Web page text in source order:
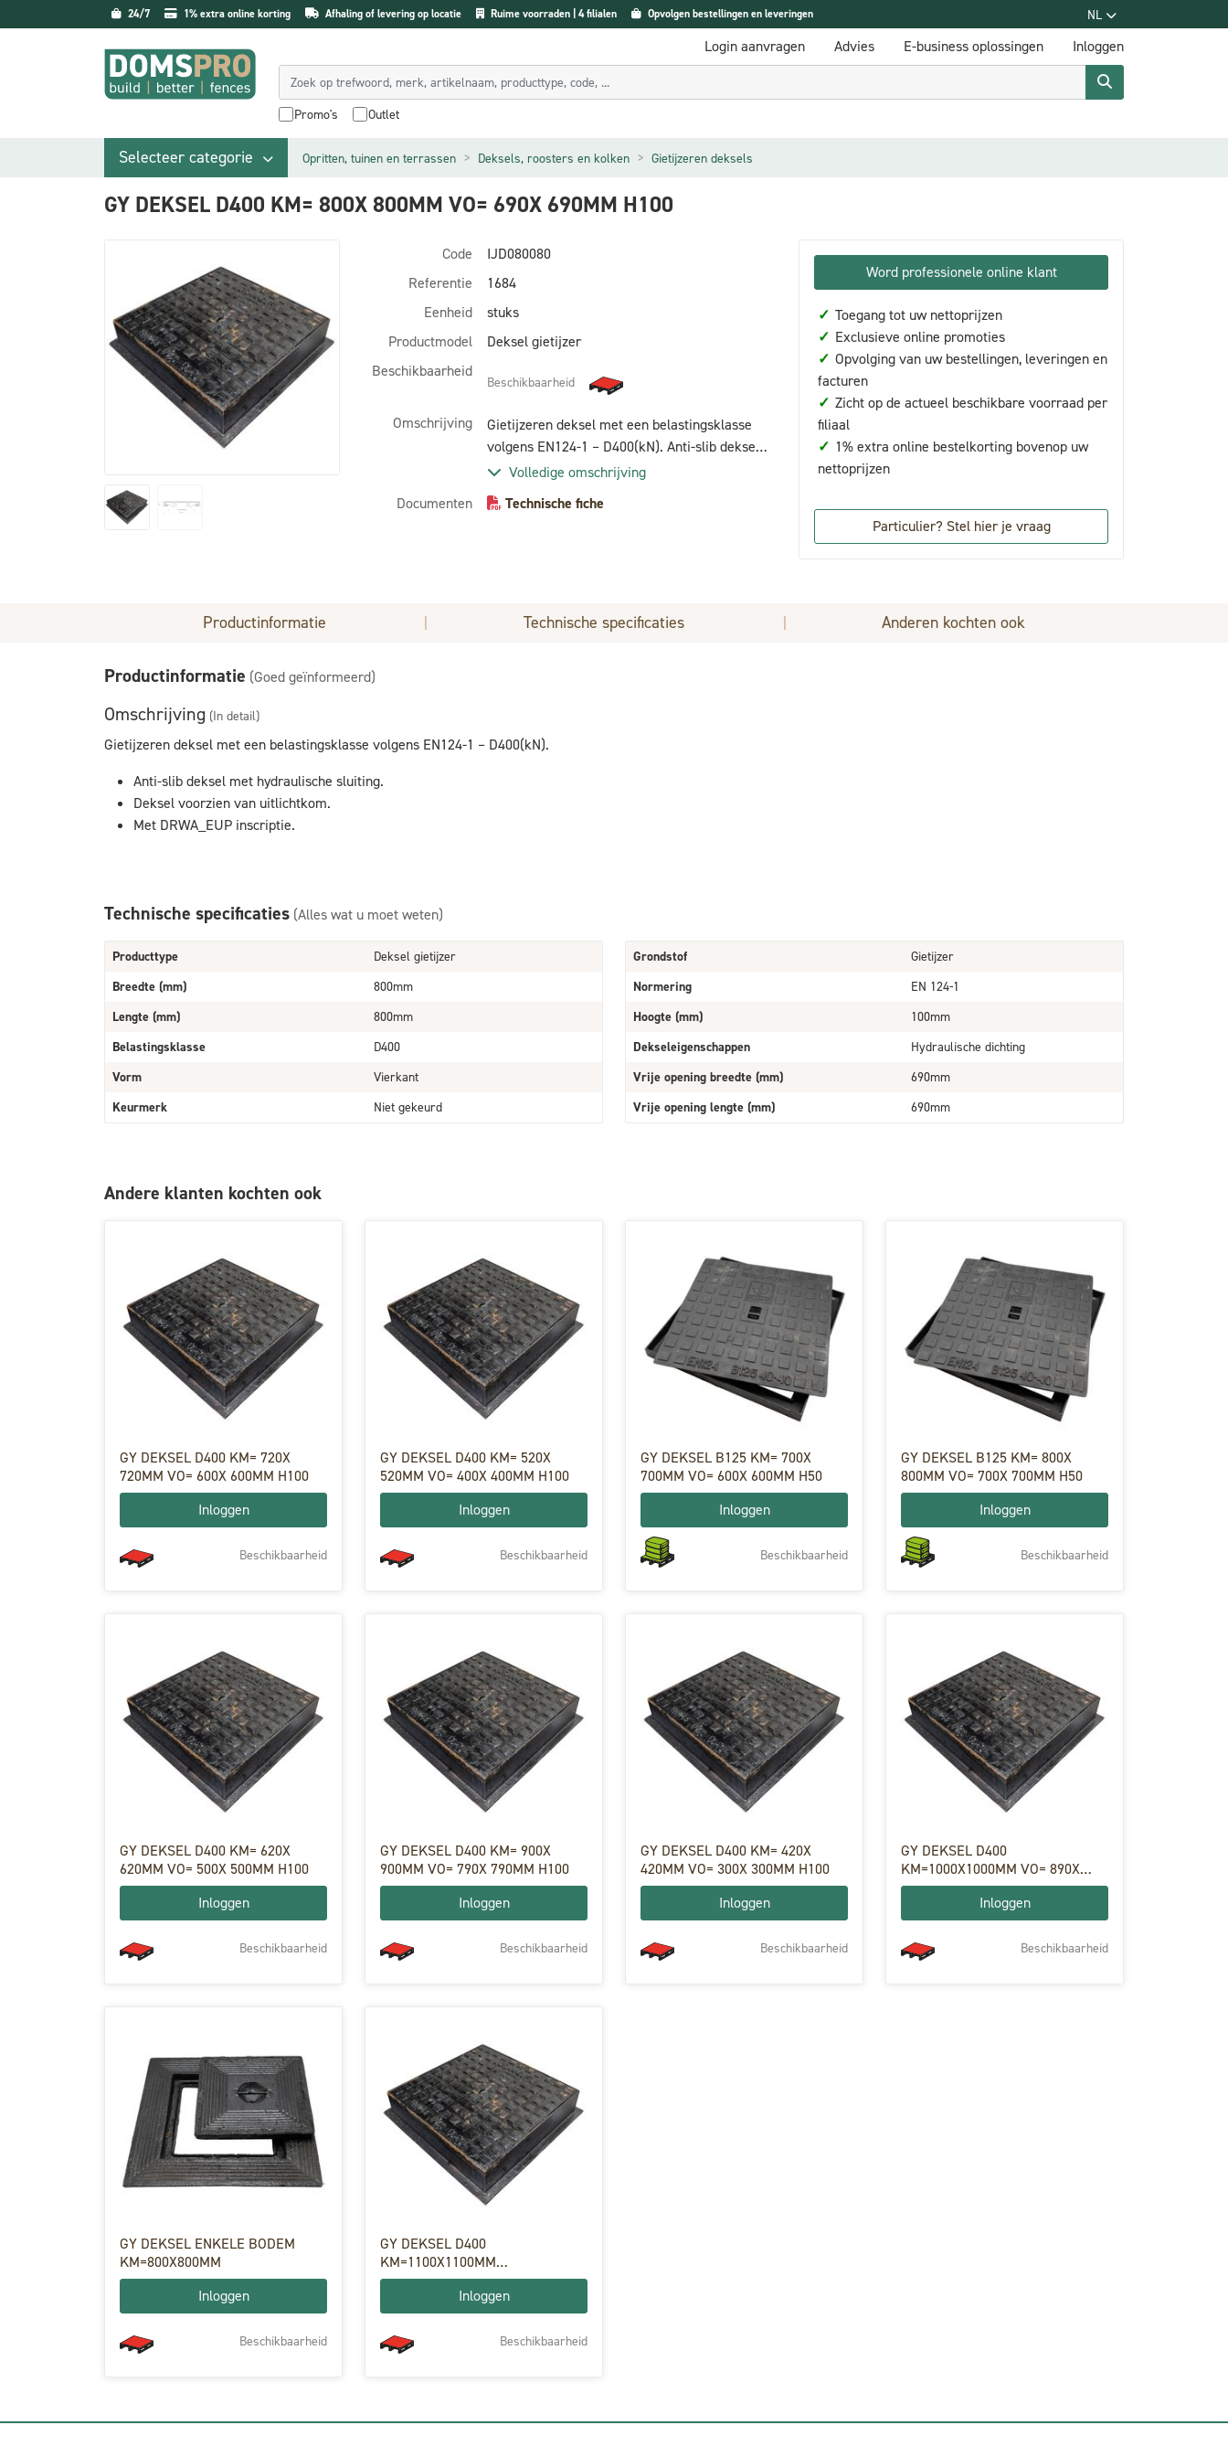
24/7 1% extra online korting Afhaling of levering op locatie Ruime voorraden | 4 filialen Opvolgen bestellingen en leveringen NL
Login aanvragen Advies E-business oplossingen Inloggen
Promo's Outlet
Selecteer categorie Opritten, tuinen en terrassen Deksels, roosters en kolken Gietijzeren deksels
GY DEKSEL D400 KM= 800X 800MM VO= 690X 690MM H100
Code
IJD080080
Referentie
1684
Eenheid
stuks
Productmodel
Deksel gietijzer
Beschikbaarheid
Beschikbaarheid
Omschrijving
Gietijzeren deksel met een belastingsklasse
volgens EN124-1 – D400(kN). Anti-slib deksel
met hydraulische sluiting. Deksel voorzien van
Volledige omschrijving
Documenten
Technische fiche
Word professionele online klant
✓ Toegang tot uw nettoprijzen
✓ Exclusieve online promoties
✓ Opvolging van uw bestellingen, leveringen en
facturen
✓ Zicht op de actueel beschikbare voorraad per
filiaal
✓ 1% extra online bestelkorting bovenop uw
nettoprijzen
Particulier? Stel hier je vraag
Productinformatie | Technische specificaties | Anderen kochten ook
Productinformatie (Goed geïnformeerd)
Omschrijving (In detail)
Gietijzeren deksel met een belastingsklasse volgens EN124-1 – D400(kN).
Anti-slib deksel met hydraulische sluiting.
Deksel voorzien van uitlichtkom.
Met DRWA_EUP inscriptie.
Technische specificaties (Alles wat u moet weten)
Producttype
Deksel gietijzer
Breedte (mm)
800mm
Lengte (mm)
800mm
Belastingsklasse
D400
Vorm
Vierkant
Keurmerk
Niet gekeurd
Grondstof
Gietijzer
Normering
EN 124-1
Hoogte (mm)
100mm
Dekseleigenschappen
Hydraulische dichting
Vrije opening breedte (mm)
690mm
Vrije opening lengte (mm)
690mm
Andere klanten kochten ook
GY DEKSEL D400 KM= 720X
720MM VO= 600X 600MM H100
Inloggen
Beschikbaarheid
GY DEKSEL D400 KM= 520X
520MM VO= 400X 400MM H100
Inloggen
Beschikbaarheid
GY DEKSEL B125 KM= 700X
700MM VO= 600X 600MM H50
Inloggen
Beschikbaarheid
GY DEKSEL B125 KM= 800X
800MM VO= 700X 700MM H50
Inloggen
Beschikbaarheid
GY DEKSEL D400 KM= 620X
620MM VO= 500X 500MM H100
Inloggen
Beschikbaarheid
GY DEKSEL D400 KM= 900X
900MM VO= 790X 790MM H100
Inloggen
Beschikbaarheid
GY DEKSEL D400 KM= 420X
420MM VO= 300X 300MM H100
Inloggen
Beschikbaarheid
GY DEKSEL D400
KM=1000X1000MM VO= 890X
890MM H100
Inloggen
Beschikbaarheid
GY DEKSEL ENKELE BODEM
KM=800X800MM
Inloggen
Beschikbaarheid
GY DEKSEL D400
KM=1100X1100MM
VO=1000X1000MM H100
Inloggen
Beschikbaarheid